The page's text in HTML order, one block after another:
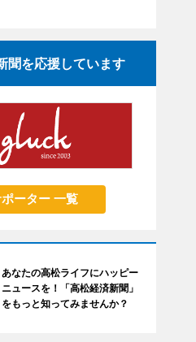
聞を応援しています
ーター 一覧
あなたの高松ライフにハッピー
ニュースを！「高松経済新聞」
をもっと知ってみませんか？